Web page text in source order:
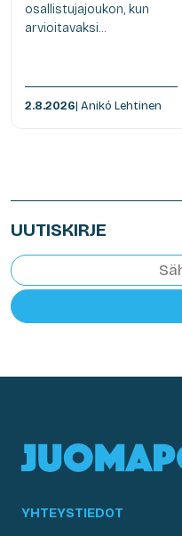
osallistujajoukon, kun
arvioitavaksi...
2.8.2026| Anikó Lehtinen
UUTISKIRJE
YHTEYSTIEDOT